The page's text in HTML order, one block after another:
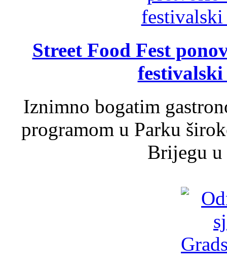
Street Food Fest
Iznimno bogatim
programom u Parku
Brijegu u